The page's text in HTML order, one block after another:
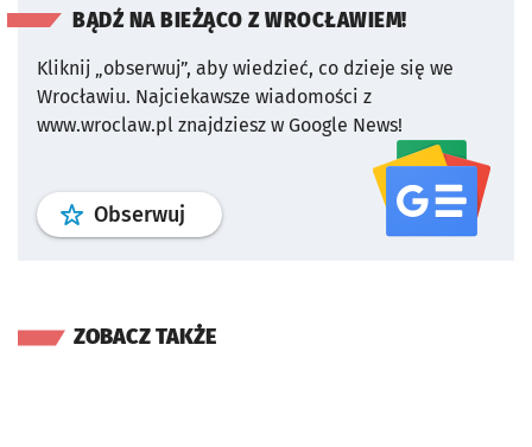
BĄDŹ NA BIEŻĄCO Z WROCŁAWIEM!
Kliknij „obserwuj”, aby wiedzieć, co dzieje się we
Wrocławiu. Najciekawsze wiadomości z
www.wroclaw.pl znajdziesz w Google News!
Obserwuj profil serwisu
ZOBACZ TAKŻE